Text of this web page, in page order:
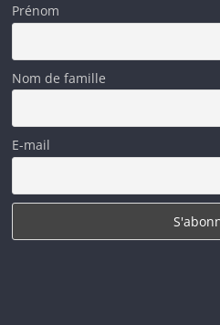
Prénom
Nom de famille
E-mail